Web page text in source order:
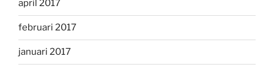
april 2017
februari 2017
januari 2017